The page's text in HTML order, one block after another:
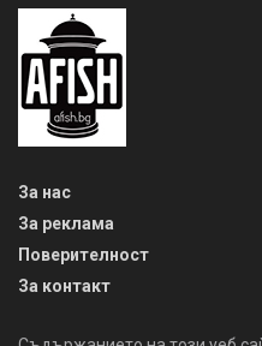
За нас
За реклама
Поверителност
За контакт